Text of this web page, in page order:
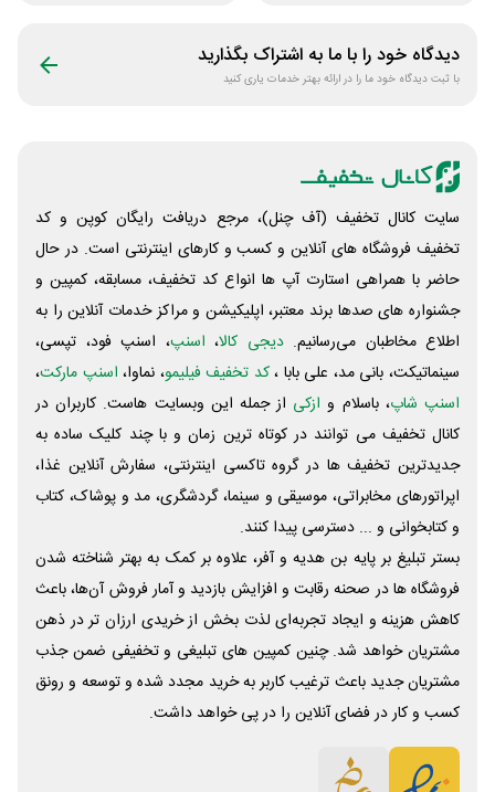
دیدگاه خود را با ما به اشتراک بگذارید
با ثبت دیدگاه خود ما را در ارائه بهتر خدمات یاری کنید
سایت کانال تخفیف (آف چنل)، مرجع دریافت رایگان کوپن و کد
تخفیف فروشگاه های آنلاین و کسب و‌ کارهای اینترنتی است. در حال
حاضر با همراهی استارت آپ ها انواع کد تخفیف، مسابقه، کمپین و
جشنواره های صدها برند معتبر، اپلیکیشن و مراکز خدمات آنلاین را به
اطلاع مخاطبان می‌رسانیم. دیجی کالا، اسنپ، اسنپ فود، تپسی،
سینماتیکت، بانی مد، علی‌ بابا ،کد تخفیف فیلیمو، نماوا، اسنپ مارکت،
اسنپ شاپ، باسلام و ازکی از جمله این وبسایت ‌هاست. کاربران در
کانال تخفیف می توانند در کوتاه ترین زمان و با چند کلیک ساده به
جدیدترین تخفیف ها در گروه تاکسی اینترنتی، سفارش آنلاین غذا،
اپراتورهای مخابراتی، موسیقی و سینما، گردشگری، مد و پوشاک، کتاب
و کتابخوانی و ... دسترسی پیدا کنند.
بستر تبلیغ بر پایه بن هدیه و آفر، علاوه بر کمک به بهتر شناخته شدن
فروشگاه ها در صحنه رقابت و افزایش بازدید و آمار فروش آن‌ها، باعث
کاهش هزینه و ایجاد تجربه‌ای لذت بخش از خریدی ارزان تر در ذهن
مشتریان خواهد شد. چنین کمپین های تبلیغی و تخفیفی ضمن جذب
مشتریان جدید باعث ترغیب کاربر به خرید مجدد شده و توسعه و رونق
کسب و کار در فضای آنلاین را در پی خواهد داشت.